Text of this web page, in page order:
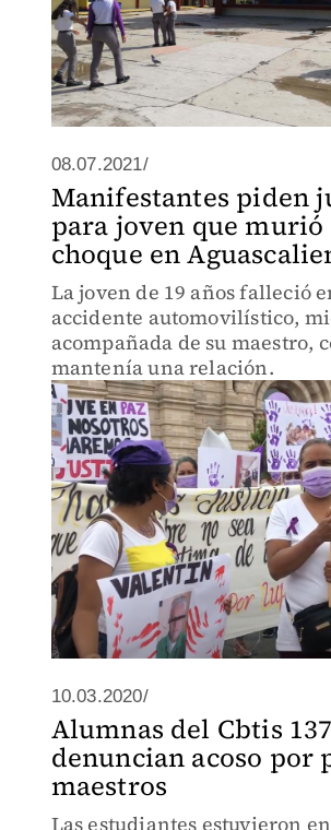
08.07.2021/
Manifestantes piden
para joven que murió
choque en
La joven de 19 años falleció
accidente automovilístico,
acompañada de su maestro,
mantenía una relación.
10.03.2020/
Alumnas del Cbtis 137
denuncian acoso por
maestros
Las estudiantes estuvieron